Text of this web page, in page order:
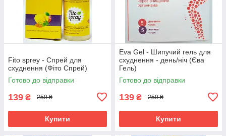
Fito sprey - Спрей для
схуднення (Фіто Спрей)
Готово до відправки
139 ₴ 259 ₴
Купити
Eva Gel - Шипучий гель для
схуднення - день/ніч (Єва
Гель)
Готово до відправки
139 ₴ 259 ₴
Купити